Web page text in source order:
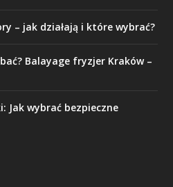
– jak działają i które wybrać?
Balayage fryzjer Kraków –
Jak wybrać bezpieczne